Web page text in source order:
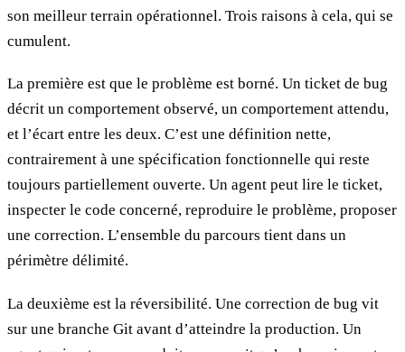
son meilleur terrain opérationnel. Trois raisons à cela, qui se
cumulent.
La première est que le problème est borné. Un ticket de bug
décrit un comportement observé, un comportement attendu,
et l’écart entre les deux. C’est une définition nette,
contrairement à une spécification fonctionnelle qui reste
toujours partiellement ouverte. Un agent peut lire le ticket,
inspecter le code concerné, reproduire le problème, proposer
une correction. L’ensemble du parcours tient dans un
périmètre délimité.
La deuxième est la réversibilité. Une correction de bug vit
sur une branche Git avant d’atteindre la production. Un